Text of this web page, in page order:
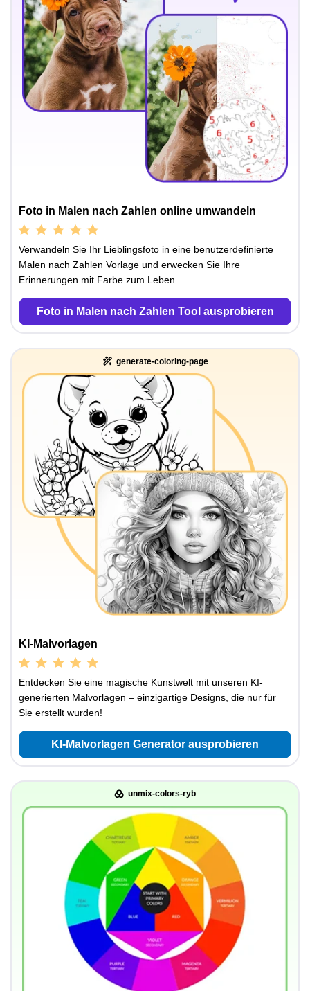
Foto in Malen nach Zahlen online umwandeln
Verwandeln Sie Ihr Lieblingsfoto in eine benutzerdefinierte
Malen nach Zahlen Vorlage und erwecken Sie Ihre
Erinnerungen mit Farbe zum Leben.
Foto in Malen nach Zahlen Tool ausprobieren
generate-coloring-page
KI-Malvorlagen
Entdecken Sie eine magische Kunstwelt mit unseren KI-
generierten Malvorlagen – einzigartige Designs, die nur für
Sie erstellt wurden!
KI-Malvorlagen Generator ausprobieren
unmix-colors-ryb